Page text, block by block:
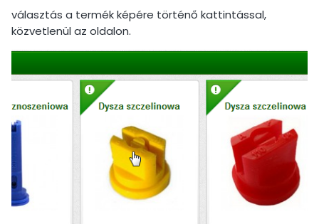
választás a termék képére történő kattintással,
közvetlenül az oldalon.